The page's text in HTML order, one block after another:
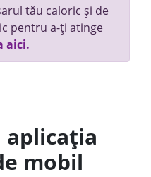
tău caloric și de
pentru a-ți atinge
aici.
aplicația
mobil